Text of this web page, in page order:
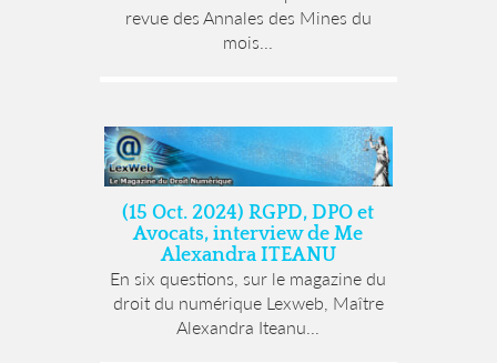
revue des Annales des Mines du
mois...
(15 Oct. 2024) RGPD, DPO et
Avocats, interview de Me
Alexandra ITEANU
En six questions, sur le magazine du
droit du numérique Lexweb, Maître
Alexandra Iteanu...